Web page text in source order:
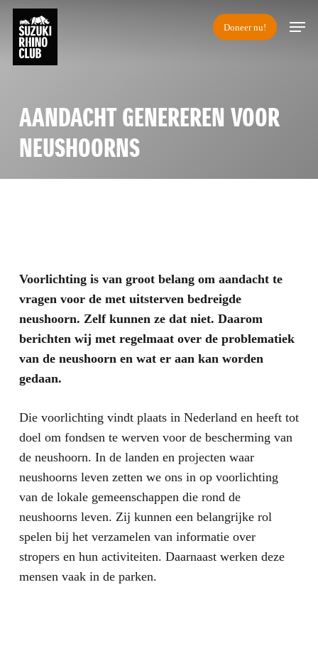
Skip
main
content
Doneer nu!
Menu
AANDACHT GENEREREN VOOR
NEUSHOORNS
Voorlichting is van groot belang om aandacht te
vragen voor de met uitsterven bedreigde
neushoorn. Zelf kunnen ze dat niet. Daarom
berichten wij met regelmaat over de problematiek
van de neushoorn en wat er aan kan worden
gedaan.
Die voorlichting vindt plaats in Nederland en heeft tot
doel om fondsen te werven voor de bescherming van
de neushoorn. In de landen en projecten waar
neushoorns leven zetten we ons in op voorlichting
van de lokale gemeenschappen die rond de
neushoorns leven. Zij kunnen een belangrijke rol
spelen bij het verzamelen van informatie over
stropers en hun activiteiten. Daarnaast werken deze
mensen vaak in de parken.